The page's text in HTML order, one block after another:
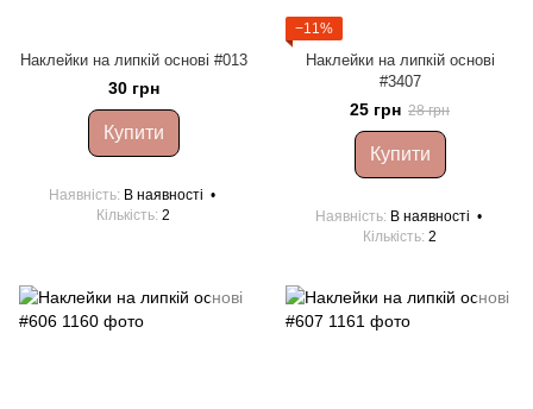
Наклейки на липкій основі #013
30 грн
Купити
Наявність
В наявності
Кількість 2
−11%
Наклейки на липкій основі
#3407
25 грн 28 грн
Купити
Наявність
В наявності
Кількість 2